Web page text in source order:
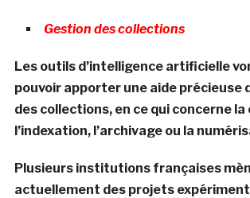
Gestion des collections
Les outils d’intelligence artificielle
pouvoir apporter une aide précieuse
des collections, en ce qui concerne
l’indexation, l’archivage ou la
Plusieurs institutions françaises
actuellement des projets